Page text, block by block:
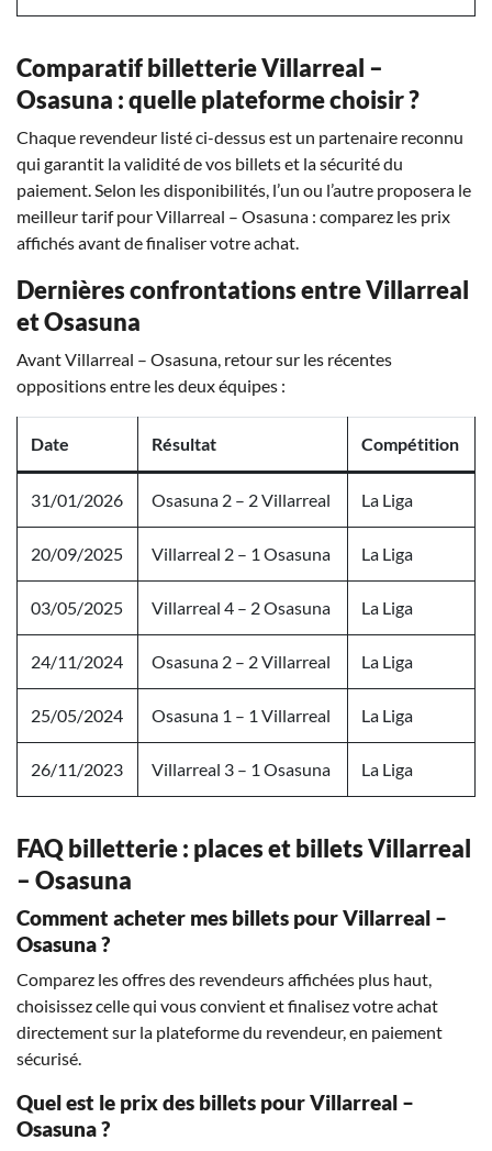
Comparatif billetterie Villarreal –
Osasuna : quelle plateforme choisir ?
Chaque revendeur listé ci-dessus est un partenaire reconnu
qui garantit la validité de vos billets et la sécurité du
paiement. Selon les disponibilités, l’un ou l’autre proposera le
meilleur tarif pour Villarreal – Osasuna : comparez les prix
affichés avant de finaliser votre achat.
Dernières confrontations entre Villarreal
et Osasuna
Avant Villarreal – Osasuna, retour sur les récentes
oppositions entre les deux équipes :
Date Résultat Compétition
31/01/2026 Osasuna 2 – 2 Villarreal La Liga
20/09/2025 Villarreal 2 – 1 Osasuna La Liga
03/05/2025 Villarreal 4 – 2 Osasuna La Liga
24/11/2024 Osasuna 2 – 2 Villarreal La Liga
25/05/2024 Osasuna 1 – 1 Villarreal La Liga
26/11/2023 Villarreal 3 – 1 Osasuna La Liga
FAQ billetterie : places et billets Villarreal
– Osasuna
Comment acheter mes billets pour Villarreal –
Osasuna ?
Comparez les offres des revendeurs affichées plus haut,
choisissez celle qui vous convient et finalisez votre achat
directement sur la plateforme du revendeur, en paiement
sécurisé.
Quel est le prix des billets pour Villarreal –
Osasuna ?